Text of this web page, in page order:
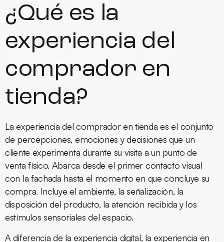
¿Qué es la
experiencia del
comprador en
tienda?
La experiencia del comprador en tienda es el conjunto
de percepciones, emociones y decisiones que un
cliente experimenta durante su visita a un punto de
venta físico. Abarca desde el primer contacto visual
con la fachada hasta el momento en que concluye su
compra. Incluye el ambiente, la señalización, la
disposición del producto, la atención recibida y los
estímulos sensoriales del espacio.
A diferencia de la experiencia digital, la experiencia en